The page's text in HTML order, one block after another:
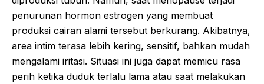
penurunan hormon estrogen yang membuat
produksi cairan alami tersebut berkurang. Akibatnya,
area intim terasa lebih kering, sensitif, bahkan mudah
mengalami iritasi. Situasi ini juga dapat memicu rasa
perih ketika duduk terlalu lama atau saat melakukan